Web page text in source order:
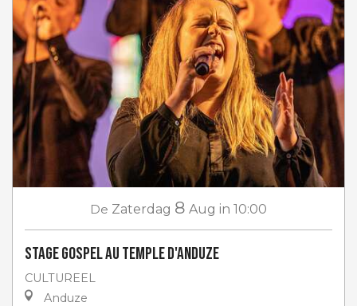
De Zaterdag 8 Aug in 10:00
Stage gospel au Temple d'Anduze
CULTUREEL
Anduze